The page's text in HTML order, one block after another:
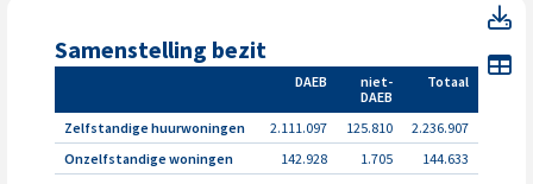
Samenstelling bezit
DAEB
niet-
DAEB
Totaal
Zelfstandige huurwoningen 2.111.097 125.810
2.236.907
Onzelfstandige woningen
142.928 1.705
144.633